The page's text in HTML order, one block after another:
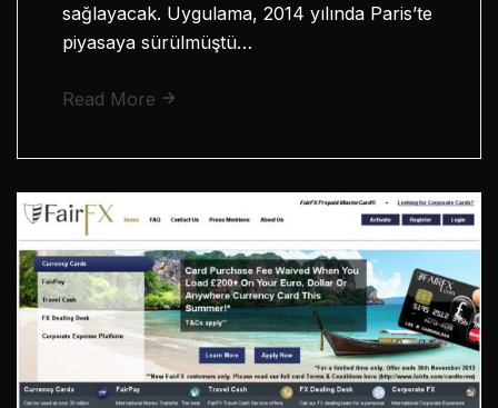
sağlayacak. Uygulama, 2014 yılında Paris’te
piyasaya sürülmüştü…
Read More